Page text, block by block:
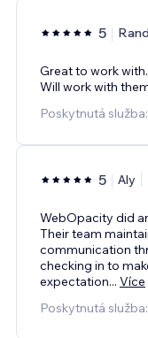
5
Great to work
Will work with
Poskytnutá
5 Aly
WebOpacity did
Their team
communication
checking in to
expectation... Více
Poskytnutá